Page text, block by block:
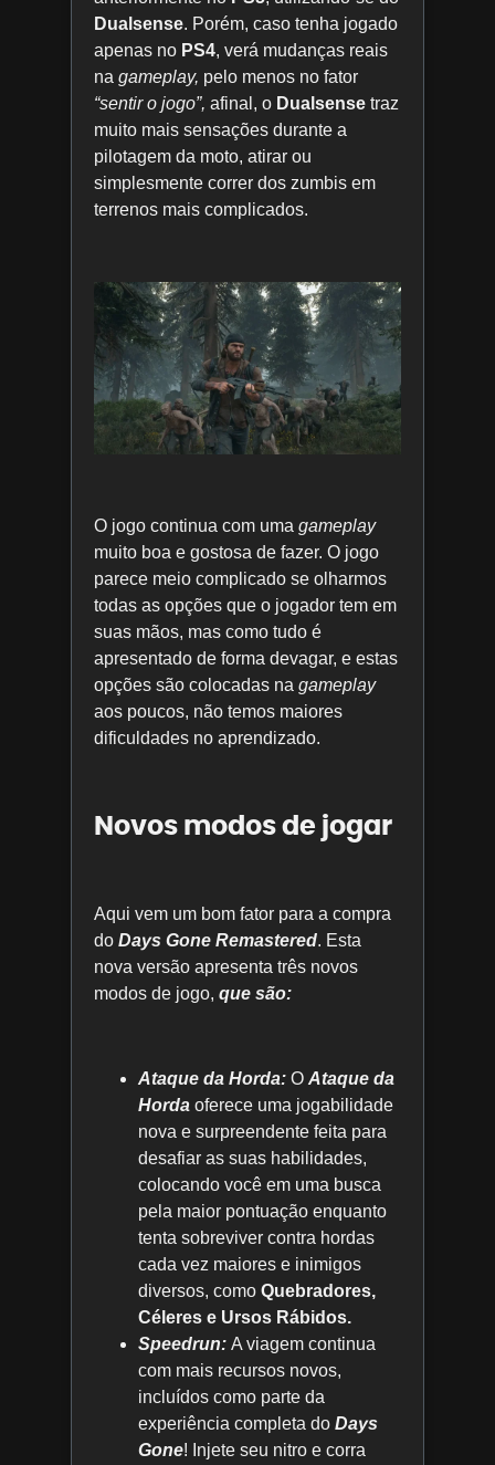
Dualsense. Porém, caso tenha jogado
apenas no PS4, verá mudanças reais
na gameplay, pelo menos no fator
“sentir o jogo”, afinal, o Dualsense traz
muito mais sensações durante a
pilotagem da moto, atirar ou
simplesmente correr dos zumbis em
terrenos mais complicados.
O jogo continua com uma gameplay
muito boa e gostosa de fazer. O jogo
parece meio complicado se olharmos
todas as opções que o jogador tem em
suas mãos, mas como tudo é
apresentado de forma devagar, e estas
opções são colocadas na gameplay
aos poucos, não temos maiores
dificuldades no aprendizado.
Novos modos de jogar
Aqui vem um bom fator para a compra
do Days Gone Remastered. Esta
nova versão apresenta três novos
modos de jogo, que são:
Ataque da Horda: O Ataque da
Horda oferece uma jogabilidade
nova e surpreendente feita para
desafiar as suas habilidades,
colocando você em uma busca
pela maior pontuação enquanto
tenta sobreviver contra hordas
cada vez maiores e inimigos
diversos, como Quebradores,
Céleres e Ursos Rábidos.
Speedrun: A viagem continua
com mais recursos novos,
incluídos como parte da
experiência completa do Days
Gone! Injete seu nitro e corra